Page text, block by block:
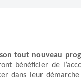
tout nouveau
bénéficier de
dans leur